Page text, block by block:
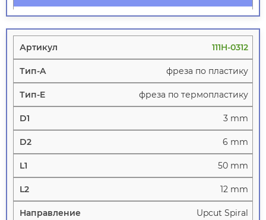
111H-0312
фреза по пластику
фреза по термопластику
3 mm
6 mm
50 mm
12 mm
Upcut Spiral